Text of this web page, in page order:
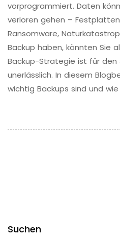
vorprogrammiert. Daten
verloren gehen –
Ransomware,
Backup haben, könnten Sie
Backup-Strategie ist für den
unerlässlich. In diesem
wichtig Backups sind und wie
Suchen